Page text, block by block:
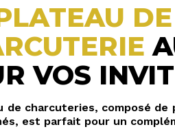
DE
VOS
de charcuteries, composé
est parfait pour un